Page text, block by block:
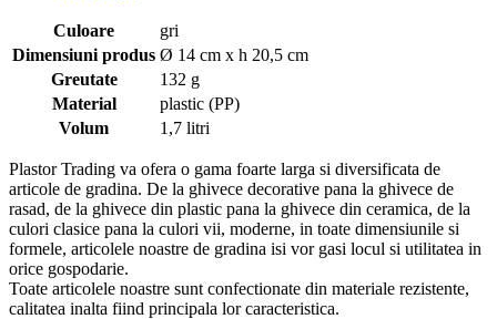
Culoare
gri
Dimensiuni produs Ø 14 cm x h 20,5 cm
Greutate
132 g
Material
plastic (PP)
Volum
1,7 litri
Plastor Trading va ofera o gama foarte larga si diversificata de
articole de gradina. De la ghivece decorative pana la ghivece de
rasad, de la ghivece din plastic pana la ghivece din ceramica, de la
culori clasice pana la culori vii, moderne, in toate dimensiunile si
formele, articolele noastre de gradina isi vor gasi locul si utilitatea in
orice gospodarie.
Toate articolele noastre sunt confectionate din materiale rezistente,
calitatea inalta fiind principala lor caracteristica.